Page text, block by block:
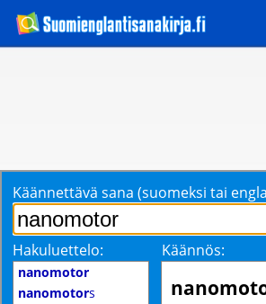
Käännettävä sana (suomeksi tai
Hakuluettelo: Käännös:
nanomotor
nanomotors